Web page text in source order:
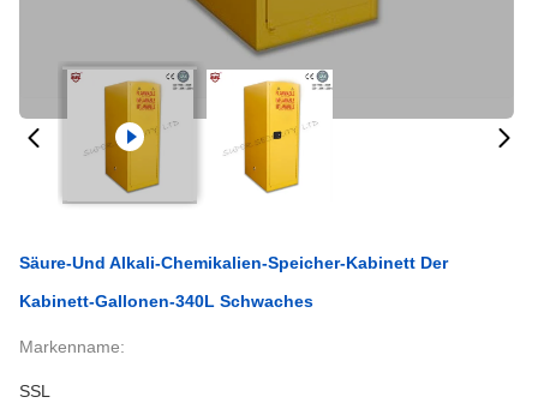
Säure-Und Alkali-Chemikalien-Speicher-Kabinett Der
Kabinett-Gallonen-340L Schwaches
Markenname:
SSL